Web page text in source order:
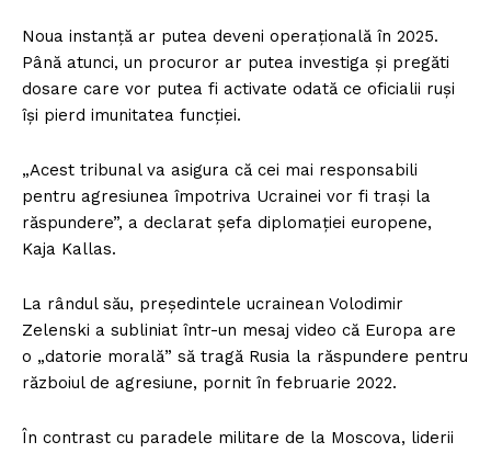
Noua instanță ar putea deveni operațională în 2025.
Până atunci, un procuror ar putea investiga și pregăti
dosare care vor putea fi activate odată ce oficialii ruși
își pierd imunitatea funcției.
„Acest tribunal va asigura că cei mai responsabili
pentru agresiunea împotriva Ucrainei vor fi trași la
răspundere”, a declarat șefa diplomației europene,
Kaja Kallas.
La rândul său, președintele ucrainean Volodimir
Zelenski a subliniat într-un mesaj video că Europa are
o „datorie morală” să tragă Rusia la răspundere pentru
războiul de agresiune, pornit în februarie 2022.
În contrast cu paradele militare de la Moscova, liderii